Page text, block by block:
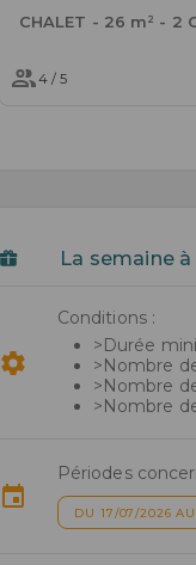
4 / 5
La semaine
Conditions :
>Durée
>Nombre
>Nombre
>Nombre
Périodes
DU 17/07/2026